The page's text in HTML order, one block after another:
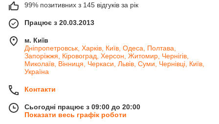
99% позитивних з 145 відгуків за рік
Працює з 20.03.2013
м. Київ
Дніпропетровськ, Харків, Київ, Одеса, Полтава,
Запоріжжя, Кіровоград, Херсон, Житомир, Чернігів,
Миколаїв, Вінниця, Черкаси, Львів, Суми, Чернівці, Київ,
Україна
Контакти
Сьогодні працює з 09:00 до 20:00
Показати весь графік роботи